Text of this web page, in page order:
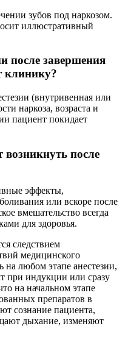
иллюстративный
после завершения
клинику?
(внутривенная или
наркоза, возраста и
пациент покидает
после
эффекты,
или вскоре после
вмешательство всегда
для здоровья.
следствием
медицинского
на любом этапе анестезии,
при индукции или сразу
на начальном этапе
препаратов в
сознание пациента,
дыхание, изменяют